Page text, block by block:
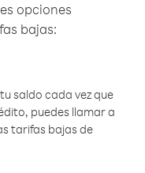
opciones
bajas:
saldo cada vez que
puedes llamar a
tarifas bajas de